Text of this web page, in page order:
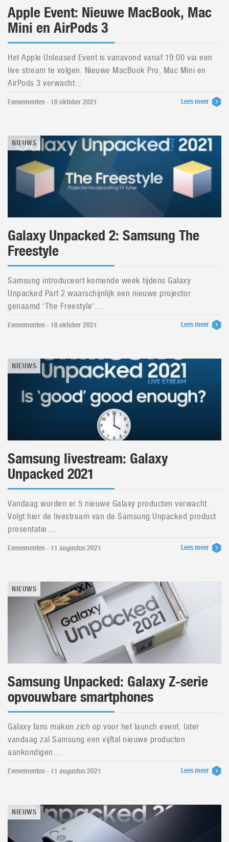
Apple Event: Nieuwe MacBook, Mac
Mini en AirPods 3
Het Apple Unleased Event is vanavond vanaf 19:00 via een
live stream te volgen. Nieuwe MacBook Pro, Mac Mini en
AirPods 3 verwacht...
Evenementen - 18 oktober 2021 Lees meer
NIEUWS
Galaxy Unpacked 2: Samsung The
Freestyle
Samsung introduceert komende week tijdens Galaxy
Unpacked Part 2 waarschijnlijk een nieuwe projector
genaamd ‘The Freestyle'....
Evenementen - 18 oktober 2021 Lees meer
NIEUWS
Samsung livestream: Galaxy
Unpacked 2021
Vandaag worden er 5 nieuwe Galaxy producten verwacht.
Volgt hier de livestream van de Samsung Unpacked product
presentatie....
Evenementen - 11 augustus 2021 Lees meer
NIEUWS
Samsung Unpacked: Galaxy Z-serie
opvouwbare smartphones
Galaxy fans maken zich op voor het launch event, later
vandaag zal Samsung een vijftal nieuwe producten
aankondigen....
Evenementen - 11 augustus 2021 Lees meer
NIEUWS